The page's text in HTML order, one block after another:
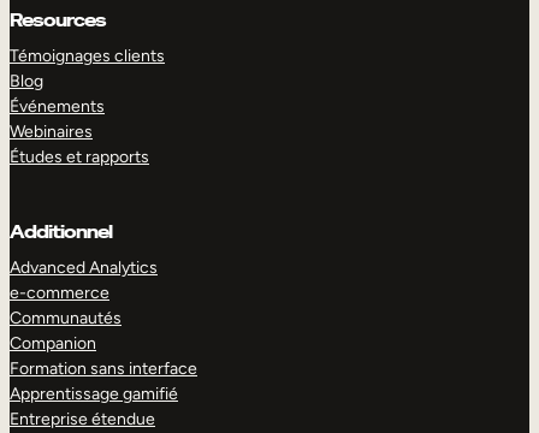
Resources
Témoignages clients
Blog
Événements
Webinaires
Études et rapports
Additionnel
Advanced Analytics
e-commerce
Communautés
Companion
Formation sans interface
Apprentissage gamifié
Entreprise étendue